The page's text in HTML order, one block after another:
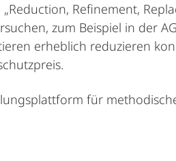
Refinement,
zum Beispiel in der
erheblich reduzieren
für